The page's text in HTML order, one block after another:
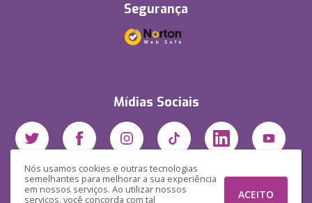
Nós usamos cookies e outras tecnologias
semelhantes para melhorar a sua experiência
em nossos serviços. Ao utilizar nossos
serviços, você concorda com tal
ACEITO
Segurança
Mídias Sociais